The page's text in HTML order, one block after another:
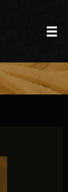
メ